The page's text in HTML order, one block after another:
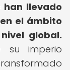
han llevado
el ámbito
global.
su imperio